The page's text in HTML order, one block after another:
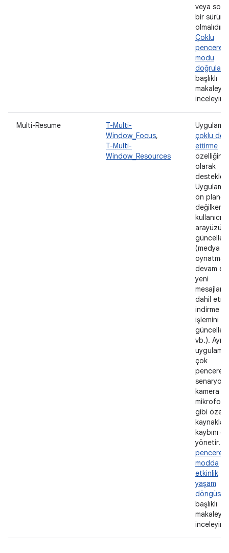
veya
bir
olmalıdır.
Çoklu
pencere
modu
başlıklı
makaleyi
inceleyin.
Multi-Resume
T-Multi-
Window_Focus,
T-Multi-
Window_Resources
Uygulama,
çoklu
ettirme
özelliğini
olarak
destekler.
Uygulama,
ön planda
değilken
kullanıcı
günceller
(medya
devam
yeni
mesajları
dahil
indirme
işlemini
vb.).
uygulama,
çok
pencereli
kamera ve
mikrofon
gibi özel
kaybını da
yönetir.
pencereli
modda
etkinlik
yaşam
döngüsü
başlıklı
makaleyi
inceleyin.